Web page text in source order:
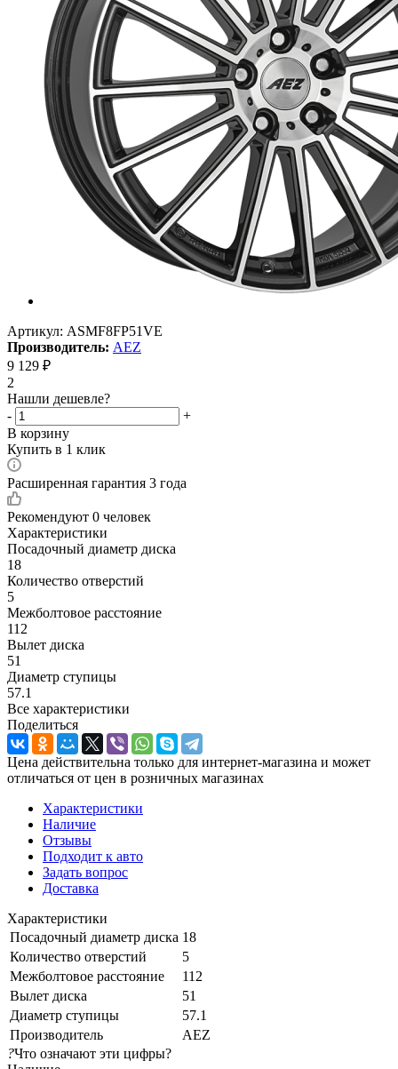
Артикул: ASMF8FP51VE
Производитель: AEZ
9 129 ₽
2
Нашли дешевле?
-
+
В корзину
Купить в 1 клик
Расширенная гарантия 3 года
Рекомендуют 0 человек
Характеристики
Посадочный диаметр диска
18
Количество отверстий
5
Межболтовое расстояние
112
Вылет диска
51
Диаметр ступицы
57.1
Все характеристики
Поделиться
Цена действительна только для интернет-магазина и может
отличаться от цен в розничных магазинах
Характеристики
Наличие
Отзывы
Подходит к авто
Задать вопрос
Доставка
Характеристики
Посадочный диаметр диска 18
Количество отверстий
5
Межболтовое расстояние
112
Вылет диска
51
Диаметр ступицы
57.1
Производитель
AEZ
?Что означают эти цифры?